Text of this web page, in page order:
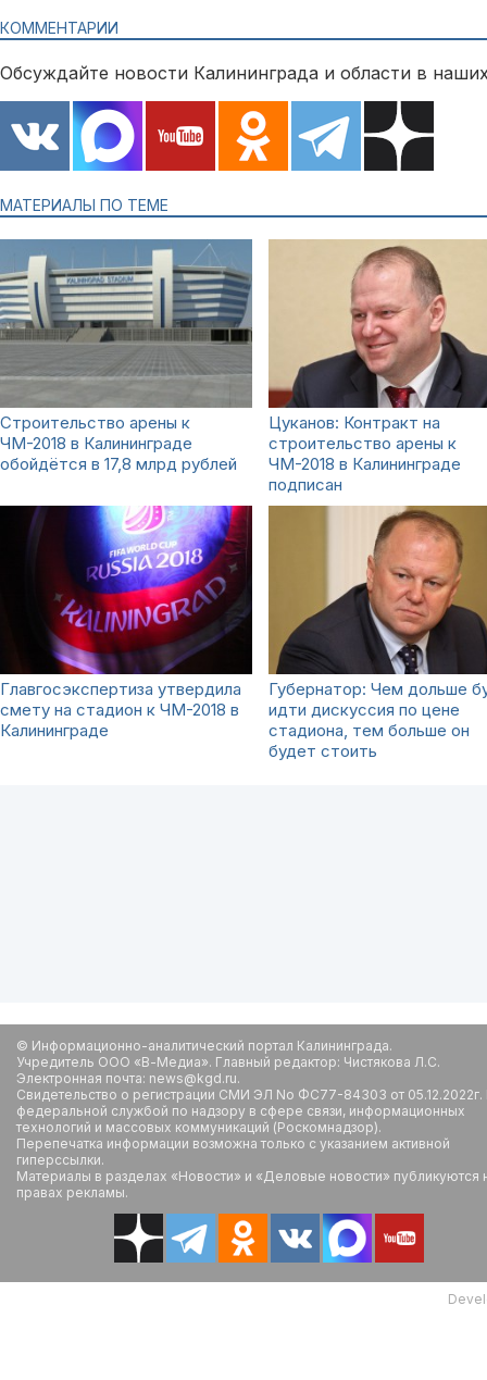
КОММЕНТАРИИ
Обсуждайте новости Калининграда и области в
МАТЕРИАЛЫ ПО ТЕМЕ
Строительство арены к
ЧМ-2018 в Калининграде
обойдётся в 17,8 млрд рублей
Цуканов: Контракт на
строительство арены к
ЧМ-2018 в Калининграде
подписан
Главгосэкспертиза утвердила
смету на стадион к ЧМ-2018 в
Калининграде
Губернатор: Чем дольше
идти дискуссия по цене
стадиона, тем больше он
будет стоить
© Информационно-аналитический портал Калининграда.
Учредитель ООО «В-Медиа». Главный редактор: Чистякова Л.С.
Электронная почта: news@kgd.ru.
Свидетельство о регистрации СМИ ЭЛ No ФС77-84303 от
федеральной службой по надзору в сфере связи, информационных
технологий и массовых коммуникаций (Роскомнадзор).
Перепечатка информации возможна только с указанием активной
гиперссылки.
Материалы в разделах «Новости» и «Деловые новости» публикуются
правах рекламы.